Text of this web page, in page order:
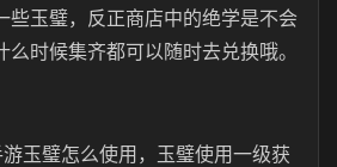
些玉璧，反正商店中的绝学是不会
时候集齐都可以随时去兑换哦。
玉璧怎么使用，玉璧使用一级获